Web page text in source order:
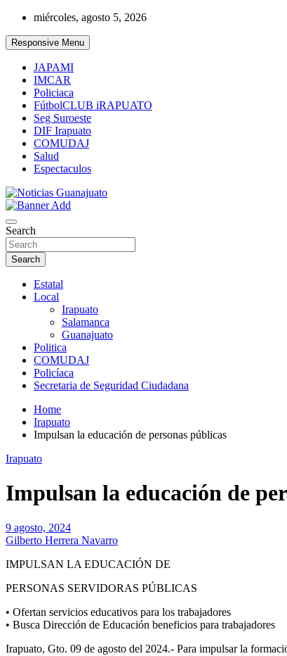
Skip
content
miércoles, agosto 5, 2026
Responsive Menu
JAPAMI
IMCAR
Policiaca
FútbolCLUB iRAPUATO
Seg Suroeste
DIF Irapuato
COMUDAJ
Salud
Espectaculos
Noticias Guanajuato
Search
Search
Estatal
Local
Irapuato
Salamanca
Guanajuato
Politica
COMUDAJ
Policíaca
Secretaria de Seguridad Ciudadana
Home
Irapuato
Impulsan la educación de personas públicas
Irapuato
Impulsan la educación de
9 agosto, 2024
Gilberto Herrera Navarro
IMPULSAN LA EDUCACIÓN DE
PERSONAS SERVIDORAS PÚBLICAS
• Ofertan servicios educativos para los trabajadores
• Busca Dirección de Educación beneficios para trabajadores
Irapuato, Gto. 09 de agosto del 2024.- Para impulsar la